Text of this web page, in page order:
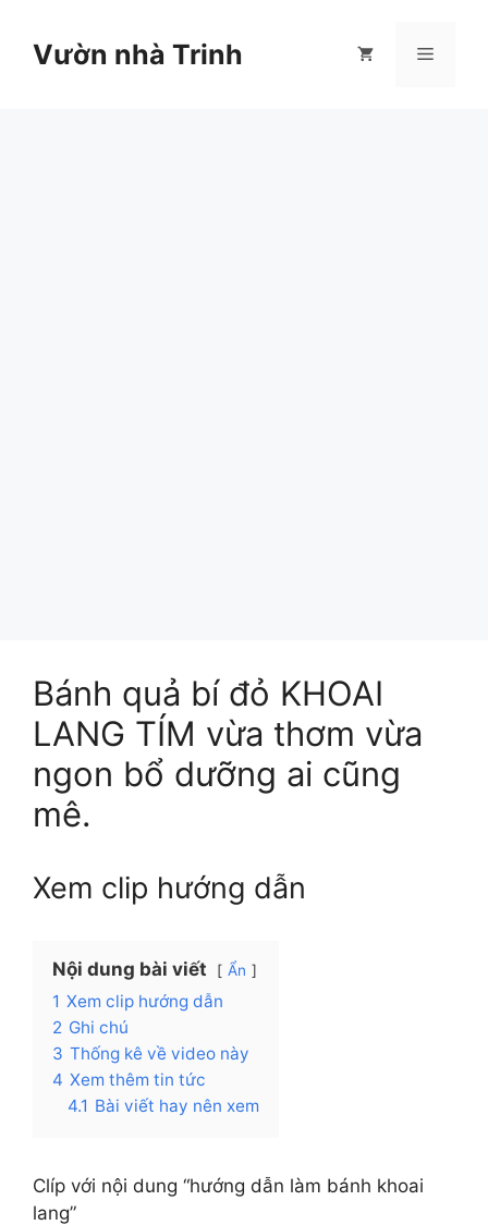
Vườn nhà Trinh Menu
Bánh quả bí đỏ KHOAI
LANG TÍM vừa thơm vừa
ngon bổ dưỡng ai cũng
mê.
Xem clip hướng dẫn
Nội dung bài viết Ẩn
1 Xem clip hướng dẫn
2 Ghi chú
3 Thống kê về video này
4 Xem thêm tin tức
4.1 Bài viết hay nên xem
Clíp với nội dung “hướng dẫn làm bánh khoai
lang”